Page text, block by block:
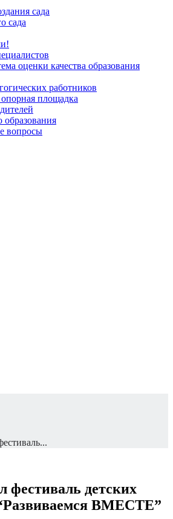
сада
сада
оценки качества образования
работников
площадка
образования
вопросы
детских
ВМЕСТЕ”